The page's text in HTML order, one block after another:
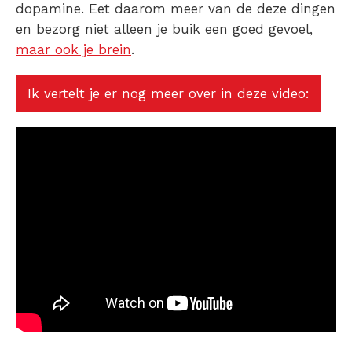
dopamine. Eet daarom meer van de deze dingen
en bezorg niet alleen je buik een goed gevoel,
maar ook je brein.
Ik vertelt je er nog meer over in deze video: